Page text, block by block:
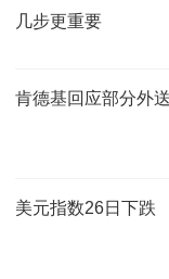
几步更重要
肯德基回应部分外
美元指数26日下跌